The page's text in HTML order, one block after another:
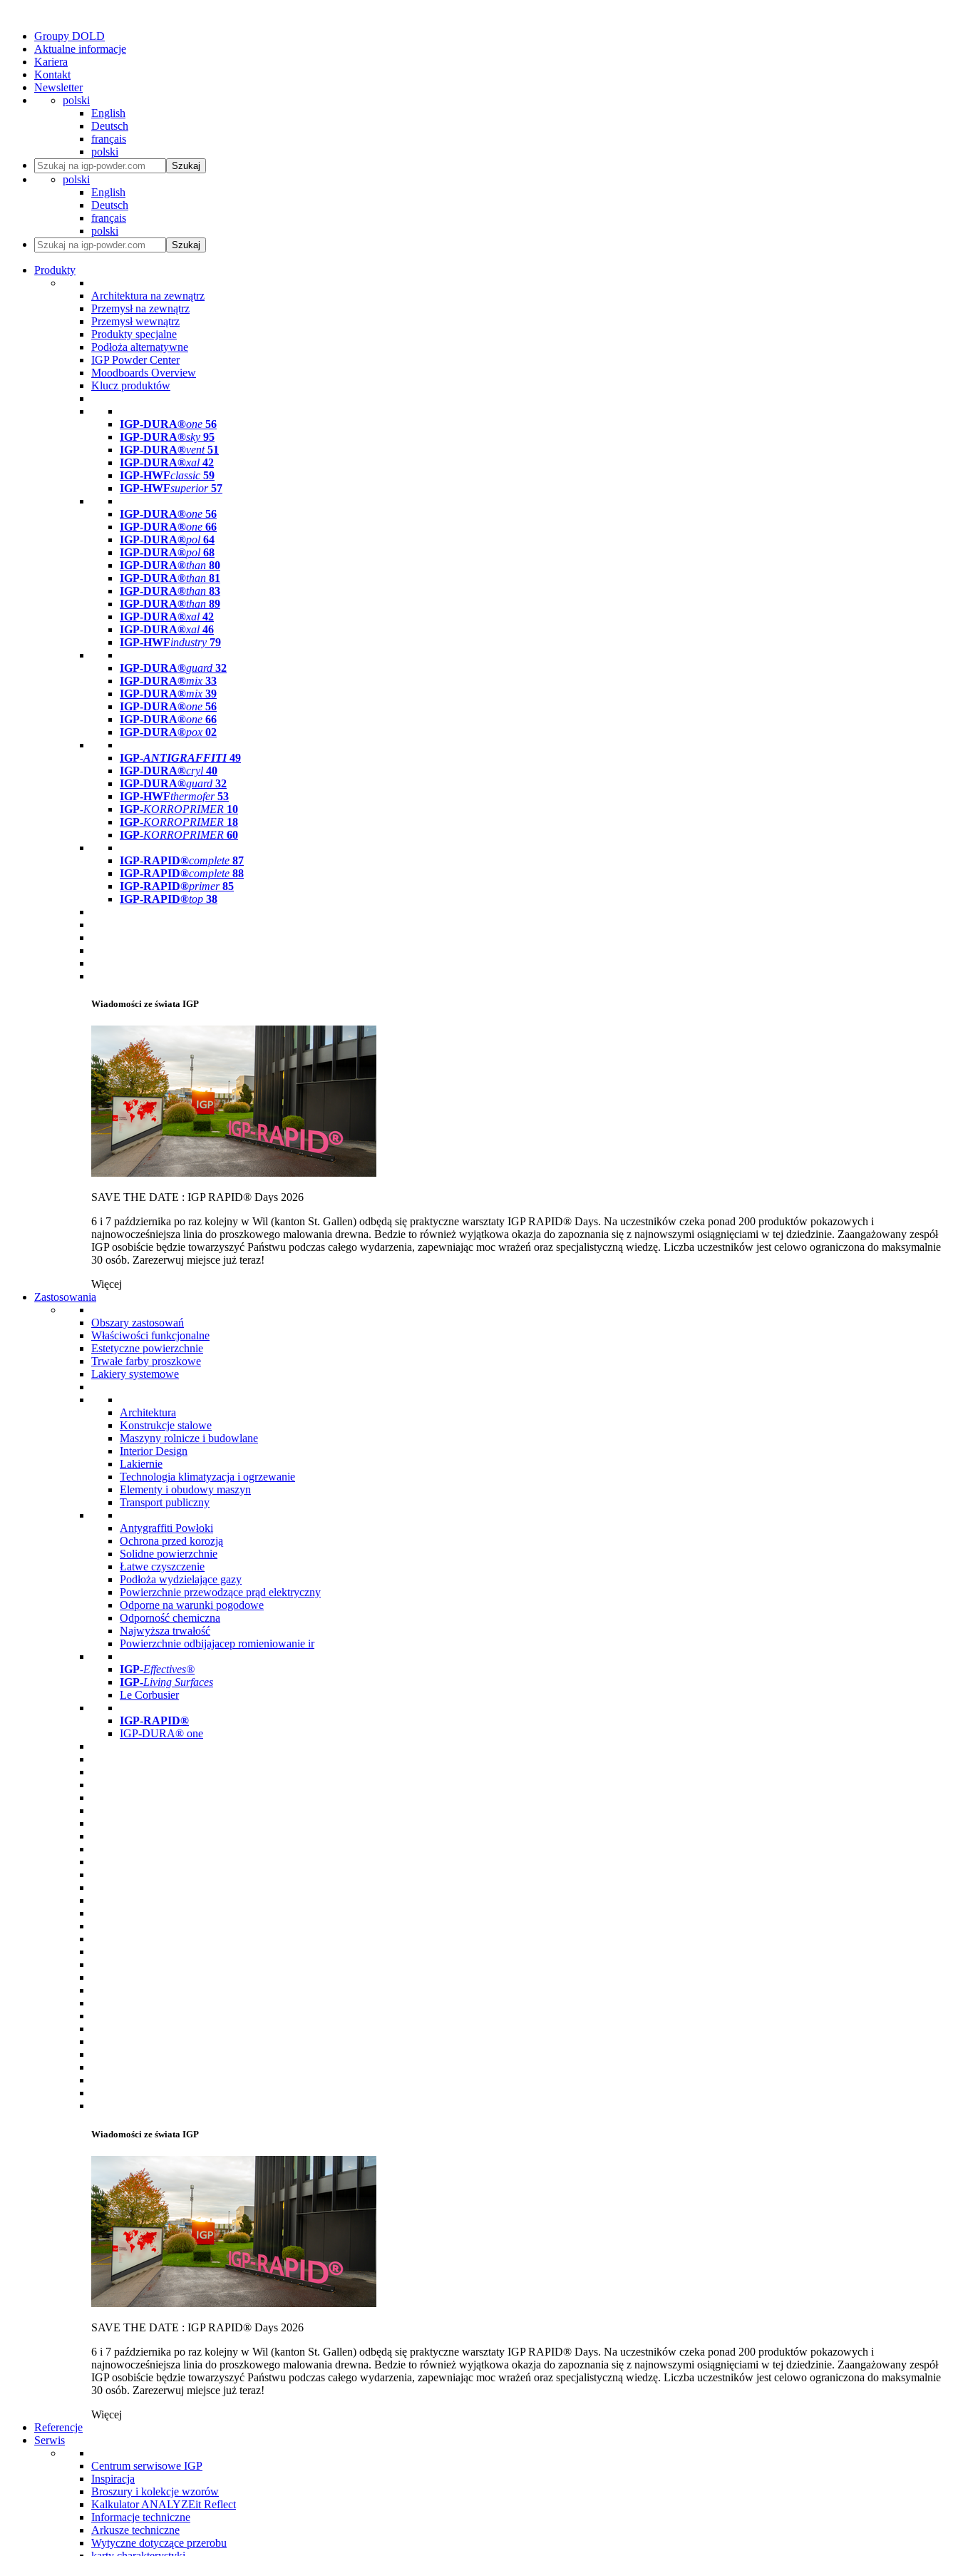
Groupy DOLD
Aktualne informacje
Kariera
Kontakt
Newsletter
polski
English
Deutsch
français
polski
Szukaj
polski
English
Deutsch
français
polski
Szukaj
Produkty
Architektura na zewnątrz
Przemysł na zewnątrz
Przemysł wewnątrz
Produkty specjalne
Podłoża alternatywne
IGP Powder Center
Moodboards Overview
Klucz produktów
IGP-DURA®one 56
IGP-DURA®sky 95
IGP-DURA®vent 51
IGP-DURA®xal 42
IGP-HWFclassic 59
IGP-HWFsuperior 57
IGP-DURA®one 56
IGP-DURA®one 66
IGP-DURA®pol 64
IGP-DURA®pol 68
IGP-DURA®than 80
IGP-DURA®than 81
IGP-DURA®than 83
IGP-DURA®than 89
IGP-DURA®xal 42
IGP-DURA®xal 46
IGP-HWFindustry 79
IGP-DURA®guard 32
IGP-DURA®mix 33
IGP-DURA®mix 39
IGP-DURA®one 56
IGP-DURA®one 66
IGP-DURA®pox 02
IGP-ANTIGRAFFITI49
IGP-DURA®cryl 40
IGP-DURA®guard 32
IGP-HWFthermofer 53
IGP-KORROPRIMER 10
IGP-KORROPRIMER 18
IGP-KORROPRIMER 60
IGP-RAPID®complete 87
IGP-RAPID®complete 88
IGP-RAPID®primer 85
IGP-RAPID®top 38
Wiadomości ze świata IGP
SAVE THE DATE : IGP RAPID® Days 2026
6 i 7 października po raz kolejny w Wil (kanton St. Gallen) odbędą się praktyczne warsztaty IGP RAPID® Days. Na uczestników czeka ponad 200 produktów pokazowych i
najnowocześniejsza linia do proszkowego malowania drewna. Bedzie to również wyjątkowa okazja do zapoznania się z najnowszymi osiągnięciami w tej dziedzinie. Zaangażowany zespół
IGP osobiście będzie towarzyszyć Państwu podczas całego wydarzenia, zapewniając moc wrażeń oraz specjalistyczną wiedzę. Liczba uczestników jest celowo ograniczona do maksymalnie
30 osób. Zarezerwuj miejsce już teraz!
Więcej
Zastosowania
Obszary zastosowań
Właściwości funkcjonalne
Estetyczne powierzchnie
Trwałe farby proszkowe
Lakiery systemowe
Architektura
Konstrukcje stalowe
Maszyny rolnicze i budowlane
Interior Design
Lakiernie
Technologia klimatyzacja i ogrzewanie
Elementy i obudowy maszyn
Transport publiczny
Antygraffiti Powłoki
Ochrona przed korozją
Solidne powierzchnie
Łatwe czyszczenie
Podłoża wydzielające gazy
Powierzchnie przewodzące prąd elektryczny
Odporne na warunki pogodowe
Odporność chemiczna
Najwyższa trwałość
Powierzchnie odbijajacep romieniowanie ir
IGP-Effectives®
IGP-Living Surfaces
Le Corbusier
IGP-RAPID®
IGP-DURA® one
Wiadomości ze świata IGP
SAVE THE DATE : IGP RAPID® Days 2026
6 i 7 października po raz kolejny w Wil (kanton St. Gallen) odbędą się praktyczne warsztaty IGP RAPID® Days. Na uczestników czeka ponad 200 produktów pokazowych i
najnowocześniejsza linia do proszkowego malowania drewna. Bedzie to również wyjątkowa okazja do zapoznania się z najnowszymi osiągnięciami w tej dziedzinie. Zaangażowany zespół
IGP osobiście będzie towarzyszyć Państwu podczas całego wydarzenia, zapewniając moc wrażeń oraz specjalistyczną wiedzę. Liczba uczestników jest celowo ograniczona do maksymalnie
30 osób. Zarezerwuj miejsce już teraz!
Więcej
Referencje
Serwis
Centrum serwisowe IGP
Inspiracja
Broszury i kolekcje wzorów
Kalkulator ANALYZEit Reflect
Informacje techniczne
Arkusze techniczne
Wytyczne dotyczące przerobu